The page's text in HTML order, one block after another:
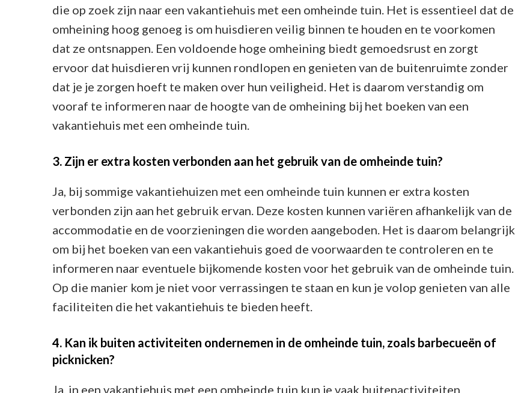
die op zoek zijn naar een vakantiehuis met een omheinde tuin. Het is essentieel dat de
omheining hoog genoeg is om huisdieren veilig binnen te houden en te voorkomen
dat ze ontsnappen. Een voldoende hoge omheining biedt gemoedsrust en zorgt
ervoor dat huisdieren vrij kunnen rondlopen en genieten van de buitenruimte zonder
dat je je zorgen hoeft te maken over hun veiligheid. Het is daarom verstandig om
vooraf te informeren naar de hoogte van de omheining bij het boeken van een
vakantiehuis met een omheinde tuin.
3. Zijn er extra kosten verbonden aan het gebruik van de omheinde tuin?
Ja, bij sommige vakantiehuizen met een omheinde tuin kunnen er extra kosten
verbonden zijn aan het gebruik ervan. Deze kosten kunnen variëren afhankelijk van de
accommodatie en de voorzieningen die worden aangeboden. Het is daarom belangrijk
om bij het boeken van een vakantiehuis goed de voorwaarden te controleren en te
informeren naar eventuele bijkomende kosten voor het gebruik van de omheinde tuin.
Op die manier kom je niet voor verrassingen te staan en kun je volop genieten van alle
faciliteiten die het vakantiehuis te bieden heeft.
4. Kan ik buiten activiteiten ondernemen in de omheinde tuin, zoals barbecueën of
picknicken?
Ja, in een vakantiehuis met een omheinde tuin kun je vaak buitenactiviteiten